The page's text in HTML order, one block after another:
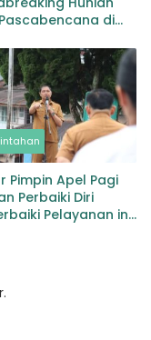
di
Baru bagi
Pimpin Apel Pagi
Perbaiki Diri
Pelayanan ini